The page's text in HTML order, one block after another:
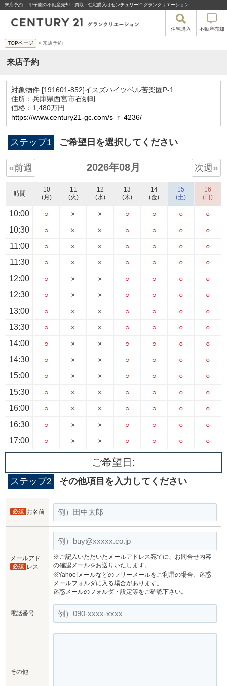
来店予約｜ 甲子園の不動産売却・買取・住宅購入はセンチュリー21グランクリエーション
住宅購入 不動産売却
TOPページ > 来店予約
来店予約
対象物件:[191601-852]イスズハイツベル苦楽園P-1
住所：兵庫県西宮市石刎町
価格：1,480万円
https://www.century21-gc.com/s_r_4236/
ステップ1 ご希望日を選択してください
«前週 2026年08月 次週»
時間
10:00
10:30
11:00
11:30
12:00
12:30
13:00
13:30
14:00
14:30
15:00
15:30
16:00
16:30
17:00
10
(月)
○
○
○
○
○
○
○
○
○
○
○
○
○
○
○
11
(火)
×
×
×
×
×
×
×
×
×
×
×
×
×
×
×
12
(水)
×
×
×
×
×
×
×
×
×
×
×
×
×
×
×
13
(木)
○
○
○
○
○
○
○
○
○
○
○
○
○
○
○
14
(金)
○
○
○
○
○
○
○
○
○
○
○
○
○
○
○
15
(土)
○
○
○
○
○
○
○
○
○
○
○
○
○
○
○
16
(日)
○
○
○
○
○
○
○
○
○
○
○
○
○
○
○
ご希望日:
ステップ2 その他項目を入力してください
お名前
必須
メールアド
レス
必須
※ご記入いただいたメールアドレス宛てに、お問合せ内容
の確認メールをお送りいたします。
※Yahoo!メールなどのフリーメールをご利用の場合、迷惑
メールフォルダに入る場合があります。
迷惑メールのフォルダ・設定等をご確認下さい。
電話番号
その他